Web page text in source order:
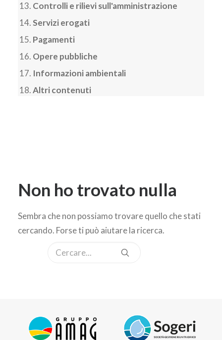
Controlli e rilievi sull'amministrazione
Servizi erogati
Pagamenti
Opere pubbliche
Informazioni ambientali
Altri contenuti
Non ho trovato nulla
Sembra che non possiamo trovare quello che stati
cercando. Forse ti può aiutare la ricerca.